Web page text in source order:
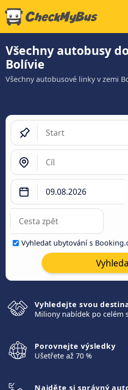
Všechny autobusy
Bolívie
Všechny autobusové linky v zemi
Vyhledat ubytování s
Vyhledejte svou
Miliony nabídek po celém
Porovnejte výsledky
Ušetřete až 70 %
Najděte si správný